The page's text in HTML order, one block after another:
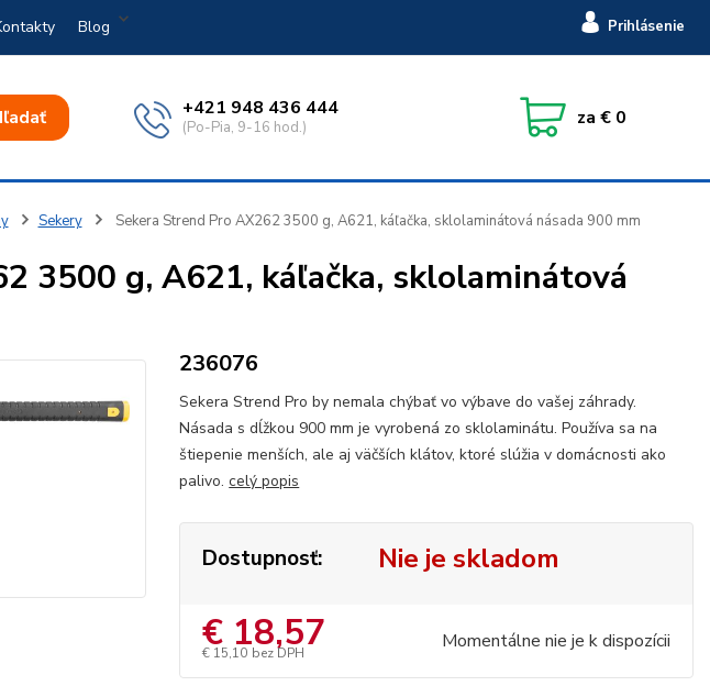
Blog Prihlásenie
+421 948 436 444
(Po-Pia, 9-16 hod.) za € 0
Sekery Sekera Strend Pro AX262 3500 g, A621, káľačka, sklolaminátová násada 900 mm
3500 g, A621, káľačka, sklolaminátová
236076
Sekera Strend Pro by nemala chýbať vo výbave do vašej záhrady.
Násada s dĺžkou 900 mm je vyrobená zo sklolaminátu. Používa sa na
štiepenie menších, ale aj väčších klátov, ktoré slúžia v domácnosti ako
palivo.celý popis
Dostupnosť: Nie je skladom
€ 18,57
€ 15,10 bez DPH Momentálne nie je k dispozícii